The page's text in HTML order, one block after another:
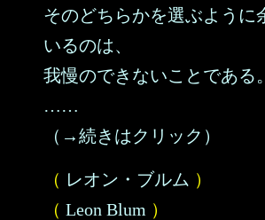
そのどちらかを選ぶように
いるのは、
我慢のできないことである。
……
（→続きはクリック）
（ レオン・ブルム ）
（ Leon Blum ）